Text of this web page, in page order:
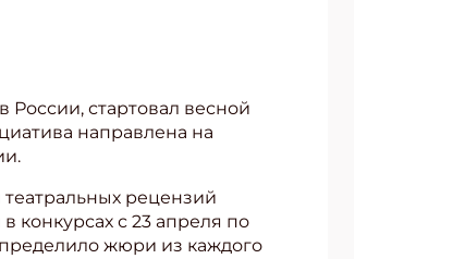
России, стартовал весной
направлена на
рецензий
конкурсах с 23 апреля по
жюри из каждого